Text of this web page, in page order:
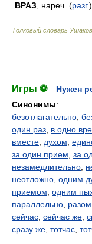
ВРАЗ , нареч. (разг.
Толковый словарь
Игры ⚽
Нужен
Синонимы:
безотлагательно
один раз в одно
вместе духом
за один прием за
незамедлительно
неотложно одним
приемом одним
параллельно разом
сейчас сейчас же
сразу же тотчас